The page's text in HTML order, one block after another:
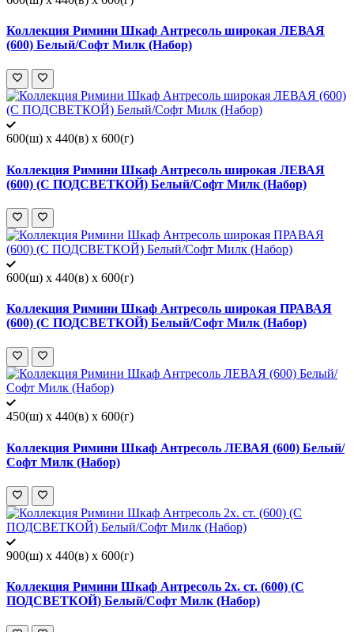
Коллекция Римини Шкаф Антресоль широкая ЛЕВАЯ
(600) Белый/Софт Милк (Набор)
600(ш) x 440(в) x 600(г)
Коллекция Римини Шкаф Антресоль широкая ЛЕВАЯ
(600) (С ПОДСВЕТКОЙ) Белый/Софт Милк (Набор)
600(ш) x 440(в) x 600(г)
Коллекция Римини Шкаф Антресоль широкая ПРАВАЯ
(600) (С ПОДСВЕТКОЙ) Белый/Софт Милк (Набор)
450(ш) x 440(в) x 600(г)
Коллекция Римини Шкаф Антресоль ЛЕВАЯ (600) Белый/
Софт Милк (Набор)
900(ш) x 440(в) x 600(г)
Коллекция Римини Шкаф Антресоль 2х. ст. (600) (С
ПОДСВЕТКОЙ) Белый/Софт Милк (Набор)